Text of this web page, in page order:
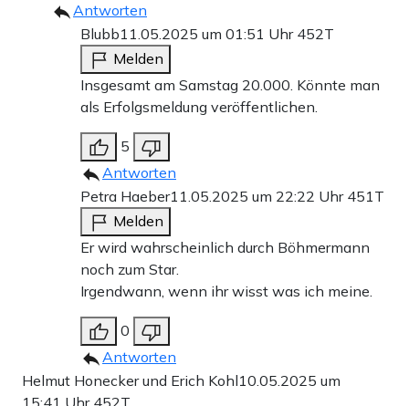
Antworten
Blubb11.05.2025 um 01:51 Uhr 452T
Melden
Insgesamt am Samstag 20.000. Könnte man
als Erfolgsmeldung veröffentlichen.
5
Antworten
Petra Haeber11.05.2025 um 22:22 Uhr 451T
Melden
Er wird wahrscheinlich durch Böhmermann
noch zum Star.
Irgendwann, wenn ihr wisst was ich meine.
0
Antworten
Helmut Honecker und Erich Kohl10.05.2025 um